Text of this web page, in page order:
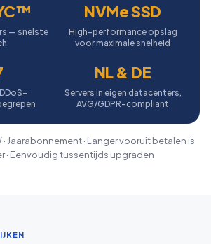
— snelste
NVMe SSD
High-performance opslag
voor maximale snelheid
NL & DE
Servers in eigen datacenters,
AVG/GDPR-compliant
· Jaarabonnement · Langer vooruit betalen is
· Eenvoudig tussentijds upgraden